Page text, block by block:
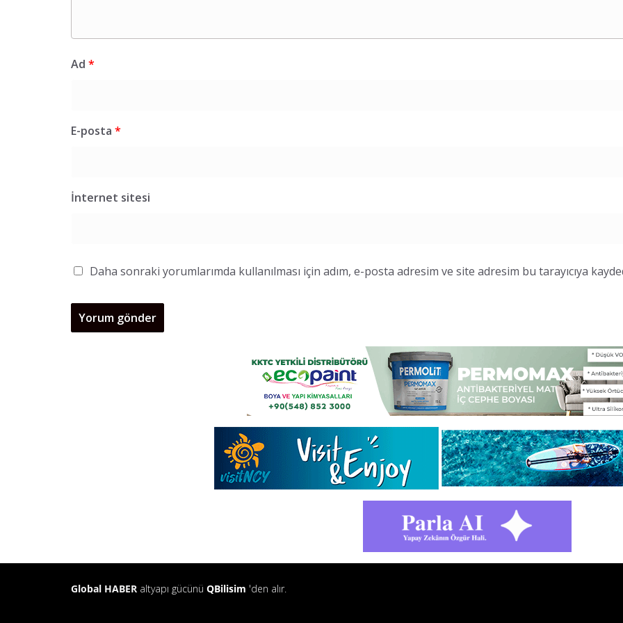
Ad *
E-posta *
İnternet sitesi
Daha sonraki yorumlarımda kullanılması için adım, e-posta adresim ve site adresim bu tarayıcıya
Global HABER altyapı gücünü QBilisim 'den alır.